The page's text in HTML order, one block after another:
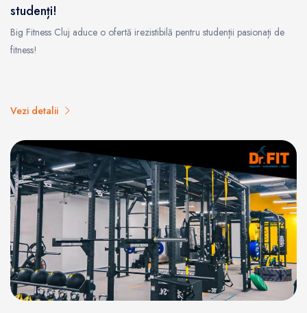
studenți!
Big Fitness Cluj aduce o ofertă irezistibilă pentru studenții pasionați de
fitness!
Vezi detalii